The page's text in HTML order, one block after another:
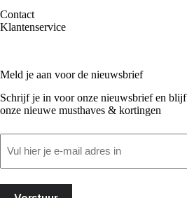
Contact
Klantenservice
Meld je aan voor de nieuwsbrief
Schrijf je in voor onze nieuwsbrief en
onze nieuwe musthaves & kortingen
(Vereist)